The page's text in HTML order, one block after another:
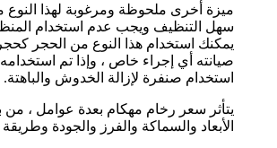
ميزة أخرى ملحوظة ومرغوبة لهذا النوع
سهل التنظيف ويجب عدم استخدام
يمكنك استخدام هذا النوع من الحجر
صيانته أي إجراء خاص ، وإذا تم
استخدام صنفرة لإزالة الخدوش والباهتة.
يتأثر سعر رخام مهکام بعدة عوامل ، من
الأبعاد والسماكة والفرز والجودة وطريقة